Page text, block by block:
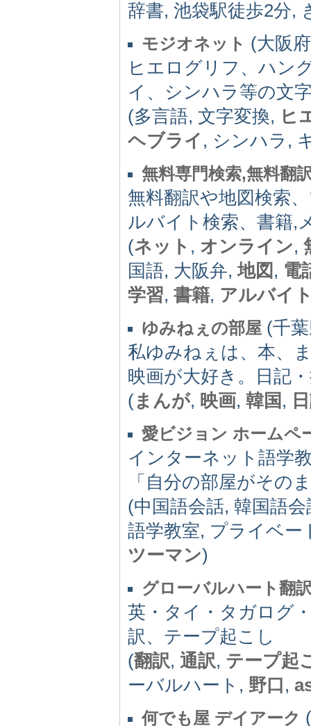
辞書, 池袋駅徒歩2分,
モジオネット (大阪
ヒエログリフ、ハン
イ、シンハラ等の文
(多言語, 文字変換, ヒ
ヘブライ , シンハラ,
無料専門検索,無料翻
無料翻訳や地図検索
ルバイト検索、書籍,
(ネット , オンライン,
国語, 大阪弁,地図 , 電
学習, 書籍, アルバイ
ゆみねぇの部屋 (千
私ゆみねぇは、本、
映画が大好き。日記
(まんが, 映画, 韓国 ,
愛ビジョン ホームペ
インターネット語学
「自分の部屋がその
(中国語会話, 韓国語
語学教室, プライベ
ツーマン)
グローバルハート翻
英・タイ・タガログ
訳、テープ起こし
(翻訳, 通訳, テープ起
ーバルハート, 野口,
何でも屋 デイアーク